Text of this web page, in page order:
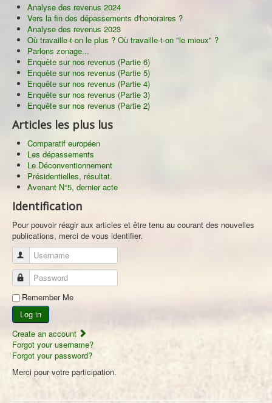
Analyse des revenus 2024
Vers la fin des dépassements d'honoraires ?
Analyse des revenus 2023
Où travaille-t-on le plus ? Où travaille-t-on "le mieux" ?
Parlons zonage...
Enquête sur nos revenus (Partie 6)
Enquête sur nos revenus (Partie 5)
Enquête sur nos revenus (Partie 4)
Enquête sur nos revenus (Partie 3)
Enquête sur nos revenus (Partie 2)
Articles les plus lus
Comparatif européen
Les dépassements
Le Déconventionnement
Présidentielles, résultat.
Avenant N°5, dernier acte
Identification
Pour pouvoir réagir aux articles et être tenu au courant des nouvelles
publications, merci de vous identifier.
Username
Password
Remember Me
Log in
Create an account
Forgot your username?
Forgot your password?
Merci pour votre participation.